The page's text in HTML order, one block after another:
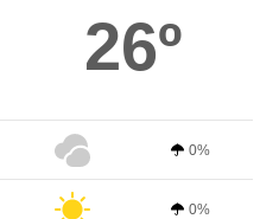
26º
0%
0%